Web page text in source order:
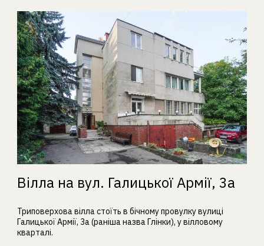
Вілла на вул. Галицької Армії, 3а
Триповерхова вілла стоїть в бічному провулку вулиці
Галицької Армії, 3а (раніша назва Глінки), у вілловому
кварталі.